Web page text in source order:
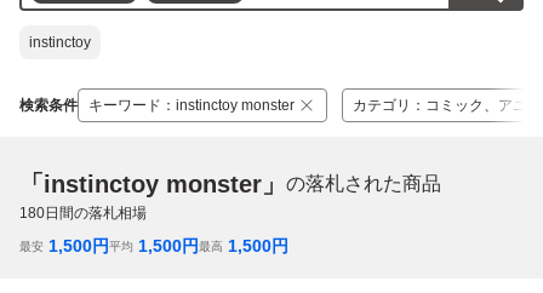
instinctoy
検索条件 キーワード ： instinctoy monster カテゴリ ： コミック、アニメ
「instinctoy monster」 の落札された商品
180日間の落札相場
最安 1,500円平均 1,500円最高 1,500円